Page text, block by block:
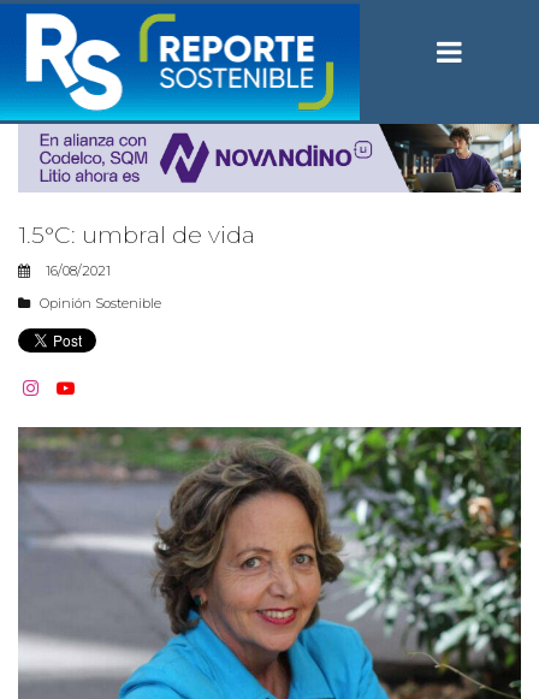
1.5°C: umbral de vida
16/08/2021
Opinión Sostenible
 